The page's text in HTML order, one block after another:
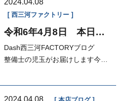
2024.04.08
西三河ファクトリー
令和6年4月8日 本日の
Dash西三河FACTORYブログ
整備士の児玉がお届けします今日
2024.04.08